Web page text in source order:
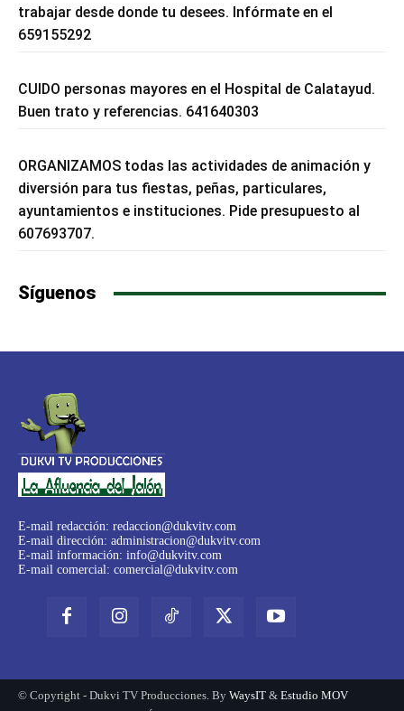
trabajar desde donde tu desees. Infórmate en el
659155292
CUIDO personas mayores en el Hospital de Calatayud.
Buen trato y referencias. 641640303
ORGANIZAMOS todas las actividades de animación y
diversión para tus fiestas, peñas, particulares,
ayuntamientos e instituciones. Pide presupuesto al
607693707.
Síguenos
E-mail redacción: redaccion@dukvitv.com
E-mail dirección: administracion@dukvitv.com
E-mail información: info@dukvitv.com
E-mail comercial: comercial@dukvitv.com
© Copyright - Dukvi TV Producciones. By WaysIT & Estudio MOV